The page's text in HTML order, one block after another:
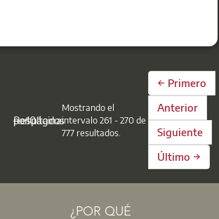
— 10 Resultados por página
Mostrando el
intervalo 261 - 270 de
777 resultados.
← Primero
Anterior
Siguiente
Último →
¿POR QUÉ